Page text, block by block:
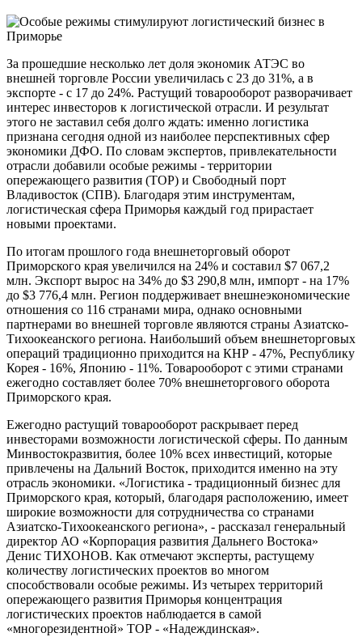
За прошедшие несколько лет доля экономик АТЭС во
внешней торговле России увеличилась с 23 до 31%, а в
экспорте - с 17 до 24%. Растущий товарооборот разворачивает
интерес инвесторов к логистической отрасли. И результат
этого не заставил себя долго ждать: именно логистика
признана сегодня одной из наиболее перспективных сфер
экономики ДФО. По словам экспертов, привлекательности
отрасли добавили особые режимы - территории
опережающего развития (ТОР) и Свободный порт
Владивосток (СПВ). Благодаря этим инструментам,
логистическая сфера Приморья каждый год прирастает
новыми проектами.
По итогам прошлого года внешнеторговый оборот
Приморского края увеличился на 24% и составил $7 067,2
млн. Экспорт вырос на 34% до $3 290,8 млн, импорт - на 17%
до $3 776,4 млн. Регион поддерживает внешнеэкономические
отношения со 116 странами мира, однако основными
партнерами во внешней торговле являются страны Азиатско-
Тихоокеанского региона. Наибольший объем внешнеторговых
операций традиционно приходится на КНР - 47%, Республику
Корея - 16%, Японию - 11%. Товарооборот с этими странами
ежегодно составляет более 70% внешнеторгового оборота
Приморского края.
Ежегодно растущий товарооборот раскрывает перед
инвесторами возможности логистической сферы. По данным
Минвостокразвития, более 10% всех инвестиций, которые
привлечены на Дальний Восток, приходится именно на эту
отрасль экономики. «Логистика - традиционный бизнес для
Приморского края, который, благодаря расположению, имеет
широкие возможности для сотрудничества со странами
Азиатско-Тихоокеанского региона», - рассказал генеральный
директор АО «Корпорация развития Дальнего Востока»
Денис ТИХОНОВ. Как отмечают эксперты, растущему
количеству логистических проектов во многом
способствовали особые режимы. Из четырех территорий
опережающего развития Приморья концентрация
логистических проектов наблюдается в самой
«многорезидентной» ТОР - «Надеждинская».